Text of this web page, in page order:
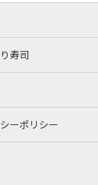
寿司
ーポリシー